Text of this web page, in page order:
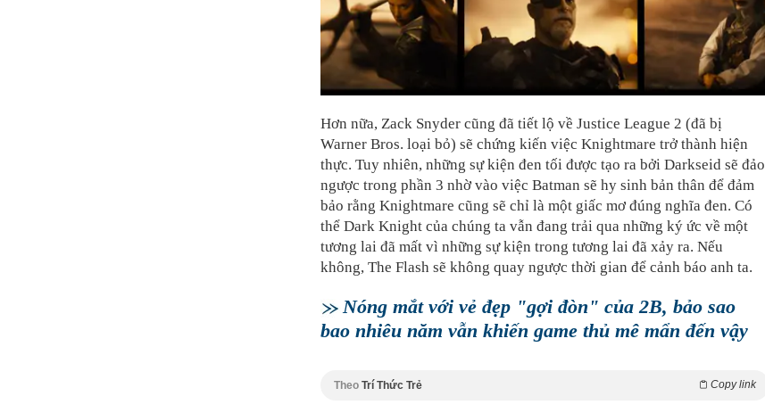
Hơn nữa, Zack Snyder cũng đã tiết lộ về Justice League 2 (đã bị
Warner Bros. loại bỏ) sẽ chứng kiến việc Knightmare trở thành hiện
thực. Tuy nhiên, những sự kiện đen tối được tạo ra bởi Darkseid sẽ đảo
ngược trong phần 3 nhờ vào việc Batman sẽ hy sinh bản thân để đảm
bảo rằng Knightmare cũng sẽ chỉ là một giấc mơ đúng nghĩa đen. Có
thể Dark Knight của chúng ta vẫn đang trải qua những ký ức về một
tương lai đã mất vì những sự kiện trong tương lai đã xảy ra. Nếu
không, The Flash sẽ không quay ngược thời gian để cảnh báo anh ta.
Nóng mắt với vẻ đẹp "gợi đòn" của 2B, bảo sao
bao nhiêu năm vẫn khiến game thủ mê mẩn đến vậy
Theo Trí Thức Trẻ Copy link